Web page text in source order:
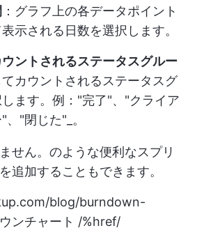
：グラフ上の各データポイント
示される日数を選択します。
ントされるステータスグルー
カウントされるステータスグ
ます。例："完了"、"クライア
"閉じた"_。
せん。のような便利なスプリ
追加することもできます。
blog/burndown-
ンチャート /%href/